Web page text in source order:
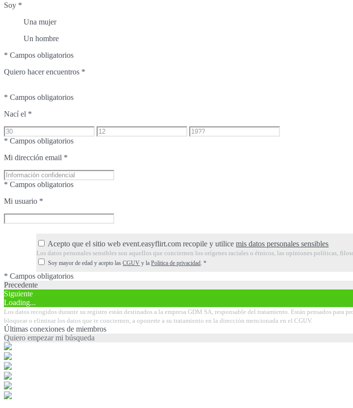
Soy *
Una mujer
Un hombre
* Campos obligatorios
Quiero hacer encuentros *
* Campos obligatorios
Nací el *
* Campos obligatorios
Mi dirección email *
* Campos obligatorios
Mi usuario *
Acepto que el sitio web event.easyflirt.com recopile y utilicemis datos personales sensibles
Los datos personales sensibles son aquellos que conciernen los orígenes raciales o étnicos, las opiniones políticas,
Soy mayor de edad y acepto lasCGUV y laPolitica de privacidad .*
* Campos obligatorios
Precedente
Siguiente
Loading...
Los datos recogidos durante su registro están destinados a la empresa GDM SA, responsable del tratamiento. Están pensados
bloquear o eliminar los datos que te conciernen, a oponerte a su tratamiento en la dirección mencionada en el CGUV.
Últimas conexiones de miembros
Quiero empezar mi búsqueda